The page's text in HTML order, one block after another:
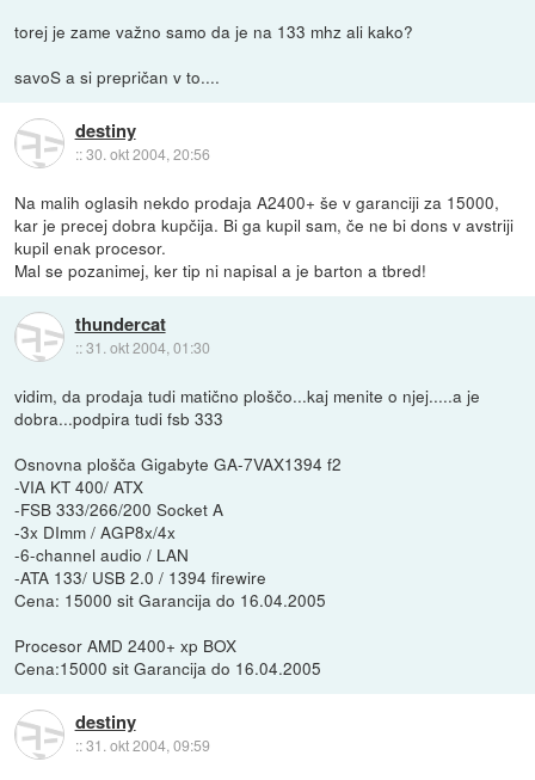
torej je zame važno samo da je na 133 mhz ali kako?
savoS a si prepričan v to....
destiny
::30. okt 2004, 20:56
Na malih oglasih nekdo prodaja A2400+ še v garanciji za 15000,
kar je precej dobra kupčija. Bi ga kupil sam, če ne bi dons v avstriji
kupil enak procesor.
Mal se pozanimej, ker tip ni napisal a je barton a tbred!
thundercat
::31. okt 2004, 01:30
vidim, da prodaja tudi matično ploščo...kaj menite o njej.....a je
dobra...podpira tudi fsb 333
Osnovna plošča Gigabyte GA-7VAX1394 f2
-VIA KT 400/ ATX
-FSB 333/266/200 Socket A
-3x DImm / AGP8x/4x
-6-channel audio / LAN
-ATA 133/ USB 2.0 / 1394 firewire
Cena: 15000 sit Garancija do 16.04.2005
Procesor AMD 2400+ xp BOX
Cena:15000 sit Garancija do 16.04.2005
destiny
::31. okt 2004, 09:59